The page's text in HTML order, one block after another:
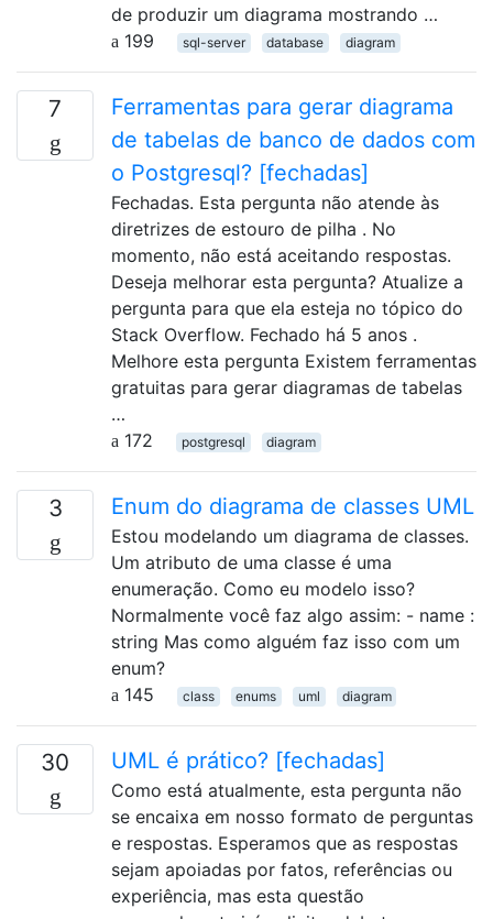
de produzir um diagrama mostrando …
199
sql-server database diagram
7
Ferramentas para gerar diagrama
de tabelas de banco de dados com
o Postgresql? [fechadas]
Fechadas. Esta pergunta não atende às
diretrizes de estouro de pilha . No
momento, não está aceitando respostas.
Deseja melhorar esta pergunta? Atualize a
pergunta para que ela esteja no tópico do
Stack Overflow. Fechado há 5 anos .
Melhore esta pergunta Existem ferramentas
gratuitas para gerar diagramas de tabelas
…
172
postgresql diagram
3 Enum do diagrama de classes UML
Estou modelando um diagrama de classes.
Um atributo de uma classe é uma
enumeração. Como eu modelo isso?
Normalmente você faz algo assim: - name :
string Mas como alguém faz isso com um
enum?
145
class enums uml diagram
30 UML é prático? [fechadas]
Como está atualmente, esta pergunta não
se encaixa em nosso formato de perguntas
e respostas. Esperamos que as respostas
sejam apoiadas por fatos, referências ou
experiência, mas esta questão